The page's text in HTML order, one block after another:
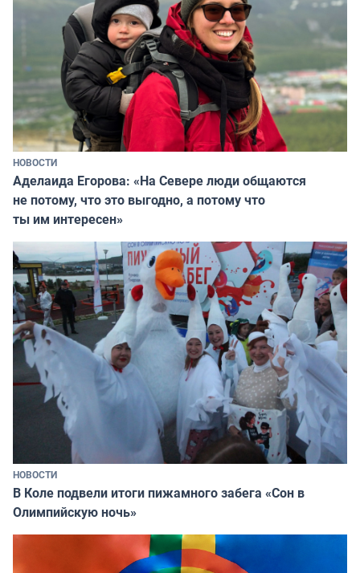
НОВОСТИ
Аделаида Егорова: «На Севере люди общаются
не потому, что это выгодно, а потому что
ты им интересен»
НОВОСТИ
В Коле подвели итоги пижамного забега «Сон в
Олимпийскую ночь»